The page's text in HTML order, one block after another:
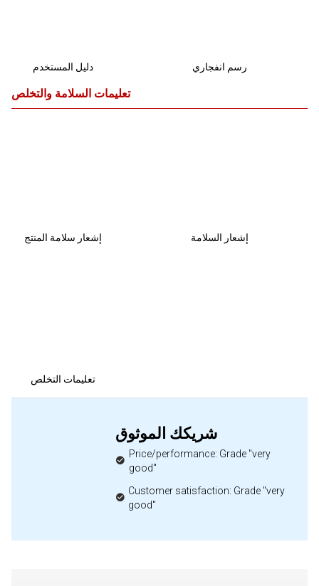
دليل المستخدم رسم انفجاري
تعليمات السلامة والتخلص
إشعار سلامة المنتج إشعار السلامة
تعليمات التخلص
شريكك الموثوق
Price/performance: Grade "very
good"
Customer satisfaction: Grade "very
good"